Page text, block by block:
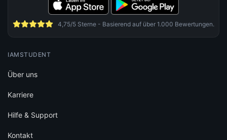
4,75/5 Sterne - Basierend auf über 1.000 Bewertungen.
IAMSTUDENT
Über uns
Karriere
Hilfe & Support
Kontakt